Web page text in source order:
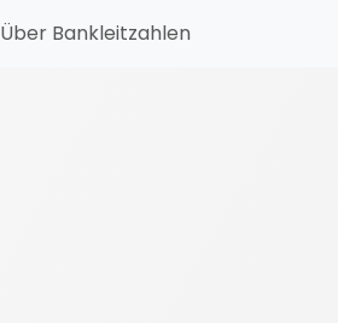
Über Bankleitzahlen